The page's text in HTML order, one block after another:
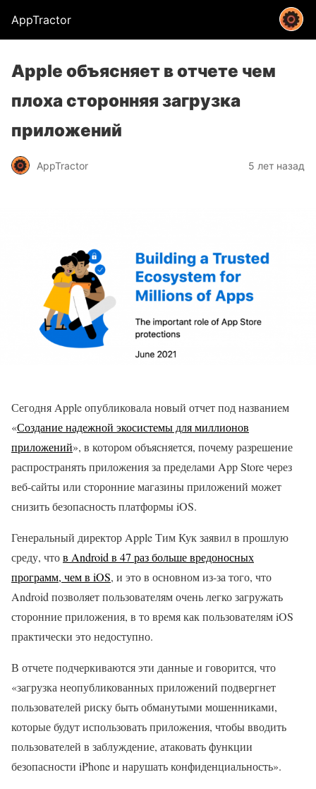
AppTractor
Apple объясняет в отчете чем
плоха сторонняя загрузка
приложений
AppTractor 5 лет назад
Сегодня Apple опубликовала новый отчет под названием
«Создание надежной экосистемы для миллионов
приложений», в котором объясняется, почему разрешение
распространять приложения за пределами App Store через
веб-сайты или сторонние магазины приложений может
снизить безопасность платформы iOS.
Генеральный директор Apple Тим Кук заявил в прошлую
среду, чтов Android в 47 раз больше вредоносных
программ, чем в iOS, и это в основном из-за того, что
Android позволяет пользователям очень легко загружать
сторонние приложения, в то время как пользователям iOS
практически это недоступно.
В отчете подчеркиваются эти данные и говорится, что
«загрузка неопубликованных приложений подвергнет
пользователей риску быть обманутыми мошенниками,
которые будут использовать приложения, чтобы вводить
пользователей в заблуждение, атаковать функции
безопасности iPhone и нарушать конфиденциальность».